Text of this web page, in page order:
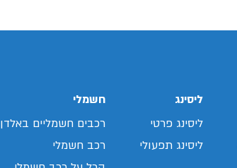
ליסינג
ליסינג פרטי
ליסינג תפעולי
חשמלי
רכבים חשמליים באלדן
רכב חשמלי